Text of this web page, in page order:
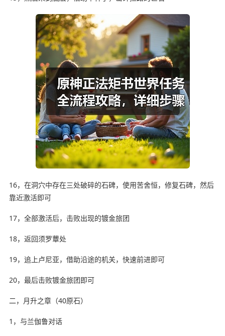
16，在洞穴中存在三处破碎的石碑，使用苦舍恒，修复石碑，然后
靠近激活即可
17，全部激活后，击败出现的镀金旅团
18，返回须罗蕈处
19，追上卢尼亚，借助沿途的机关，快速前进即可
20，最后击败镀金旅团即可
二，月升之章（40原石）
1，与兰伽鲁对话